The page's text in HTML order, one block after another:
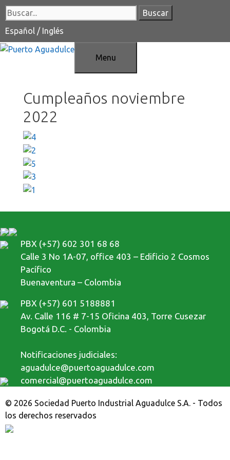
Saltar
al
contenido
Buscar:
Español / Inglés
Menu
Cumpleaños noviembre
2022
PBX (+57) 602 301 68 68
Calle 3 No 1A-07, office 403 – Edificio 2 Cosmos
Pacífico
Buenaventura – Colombia
PBX (+57) 601 5188881
Av. Calle 116 # 7-15 Oficina 403, Torre Cusezar
Bogotá D.C. - Colombia
Notificaciones judiciales:
aguadulce@puertoaguadulce.com
comercial@puertoaguadulce.com
© 2026 Sociedad Puerto Industrial Aguadulce S.A. - Todos
los derechos reservados